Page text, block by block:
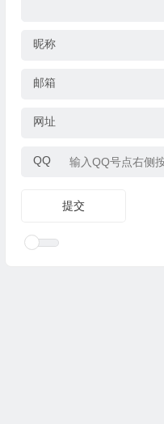
昵称
邮箱
网址
QQ